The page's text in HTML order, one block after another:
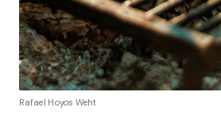
Rafael Hoyos Weht